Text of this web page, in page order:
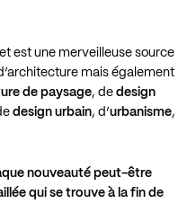
est une merveilleuse source
mais également
de paysage, de design
design urbain, d’urbanisme,
nouveauté peut-être
qui se trouve à la fin de